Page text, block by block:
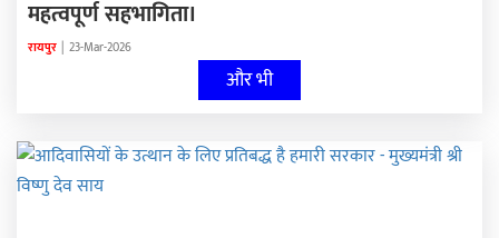
महत्वपूर्ण सहभागिता।
रायपुर | 23-Mar-2026
और भी